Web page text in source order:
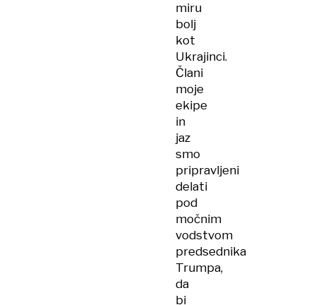
miru
bolj
kot
Ukrajinci.
Člani
moje
ekipe
in
jaz
smo
pripravljeni
delati
pod
močnim
vodstvom
predsednika
Trumpa,
da
bi